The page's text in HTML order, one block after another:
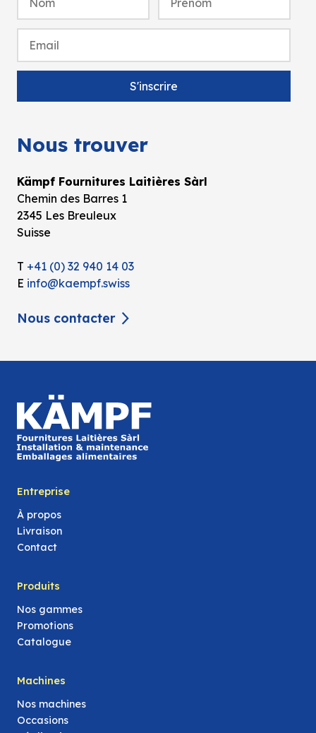
Nous trouver
Kämpf Fournitures Laitières Sàrl
Chemin des Barres 1
2345 Les Breuleux
Suisse
T +41 (0) 32 940 14 03
E info@kaempf.swiss
Nous contacter
Entreprise
À propos
Livraison
Contact
Produits
Nos gammes
Promotions
Catalogue
Machines
Nos machines
Occasions